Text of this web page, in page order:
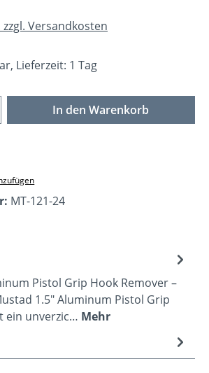
Versandkosten
Lieferzeit: 1 Tag
Gib den gewünschten
In den Warenkorb
MT-121-24
Pistol Grip Hook Remover –
1.5" Aluminum Pistol Grip
ein unverzic… Mehr